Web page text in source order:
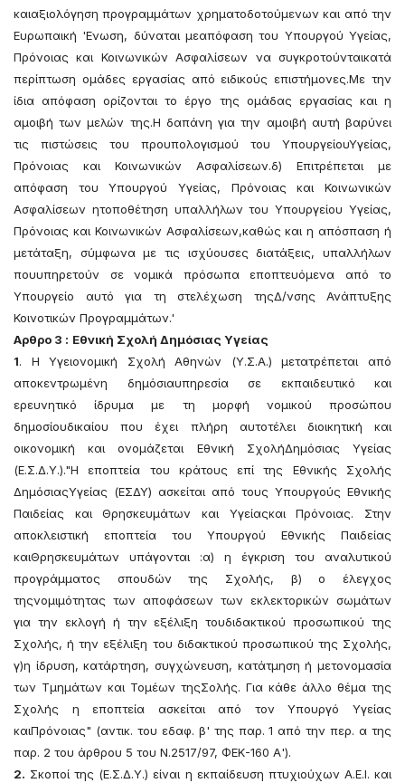
καιαξιολόγηση προγραμμάτων χρηματοδοτούμενων και από την
Ευρωπαική 'Ενωση, δύναται μεαπόφαση του Υπουργού Υγείας,
Πρόνοιας και Κοινωνικών Ασφαλίσεων να συγκροτούνταικατά
περίπτωση ομάδες εργασίας από ειδικούς επιστήμονες.Με την
ίδια απόφαση ορίζονται το έργο της ομάδας εργασίας και η
αμοιβή των μελών της.Η δαπάνη για την αμοιβή αυτή βαρύνει
τις πιστώσεις του προυπολογισμού του ΥπουργείουΥγείας,
Πρόνοιας και Κοινωνικών Ασφαλίσεων.δ) Επιτρέπεται με
απόφαση του Υπουργού Υγείας, Πρόνοιας και Κοινωνικών
Ασφαλίσεων ητοποθέτηση υπαλλήλων του Υπουργείου Υγείας,
Πρόνοιας και Κοινωνικών Ασφαλίσεων,καθώς και η απόσπαση ή
μετάταξη, σύμφωνα με τις ισχύουσες διατάξεις, υπαλλήλων
πουυπηρετούν σε νομικά πρόσωπα εποπτευόμενα από το
Υπουργείο αυτό για τη στελέχωση τηςΔ/νσης Ανάπτυξης
Κοινοτικών Προγραμμάτων.'
Αρθρο 3 : Εθνική Σχολή Δημόσιας Υγείας
1. Η Υγειονομική Σχολή Αθηνών (Υ.Σ.Α.) μετατρέπεται από
αποκεντρωμένη δημόσιαυπηρεσία σε εκπαιδευτικό και
ερευνητικό ίδρυμα με τη μορφή νομικού προσώπου
δημοσίουδικαίου που έχει πλήρη αυτοτέλει διοικητική και
οικονομική και ονομάζεται Εθνική ΣχολήΔημόσιας Υγείας
(Ε.Σ.Δ.Υ.)."Η εποπτεία του κράτους επί της Εθνικής Σχολής
ΔημόσιαςΥγείας (ΕΣΔΥ) ασκείται από τους Υπουργούς Εθνικής
Παιδείας και Θρησκευμάτων και Υγείαςκαι Πρόνοιας. Στην
αποκλειστική εποπτεία του Υπουργού Εθνικής Παιδείας
καιΘρησκευμάτων υπάγονται :α) η έγκριση του αναλυτικού
προγράμματος σπουδών της Σχολής, β) ο έλεγχος
τηςνομιμότητας των αποφάσεων των εκλεκτορικών σωμάτων
για την εκλογή ή την εξέλιξη τουδιδακτικού προσωπικού της
Σχολής, ή την εξέλιξη του διδακτικού προσωπικού της Σχολής,
γ)η ίδρυση, κατάρτηση, συγχώνευση, κατάτμηση ή μετονομασία
των Τμημάτων και Τομέων τηςΣολής. Για κάθε άλλο θέμα της
Σχολής η εποπτεία ασκείται από τον Υπουργό Υγείας
καιΠρόνοιας" (αντικ. του εδαφ. β' της παρ. 1 από την περ. α της
παρ. 2 του άρθρου 5 του Ν.2517/97, ΦΕΚ-160 Α').
2. Σκοποί της (Ε.Σ.Δ.Υ.) είναι η εκπαίδευση πτυχιούχων Α.Ε.Ι. και